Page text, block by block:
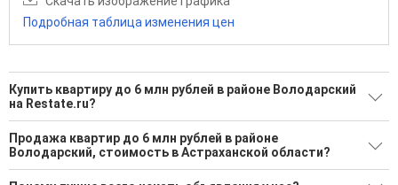
Подробная таблица изменения цен
Купить квартиру до 6 млн рублей в районе Володарский
на Restate.ru?
Поможем Купить квартиру до 6 млн рублей в районе
Володарский?
6 актуальных и проверенных объявлений
Продажа квартир до 6 млн рублей в районе
Володарский, стоимость в Астраханской области?
Минимальная цена: 2 500 000 Р. Максимальная цена: 3 100